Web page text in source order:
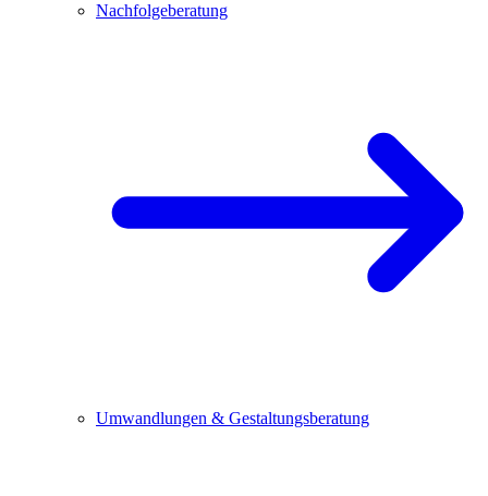
Nachfolgeberatung
Umwandlungen & Gestaltungsberatung